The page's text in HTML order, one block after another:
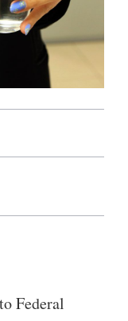
Federal